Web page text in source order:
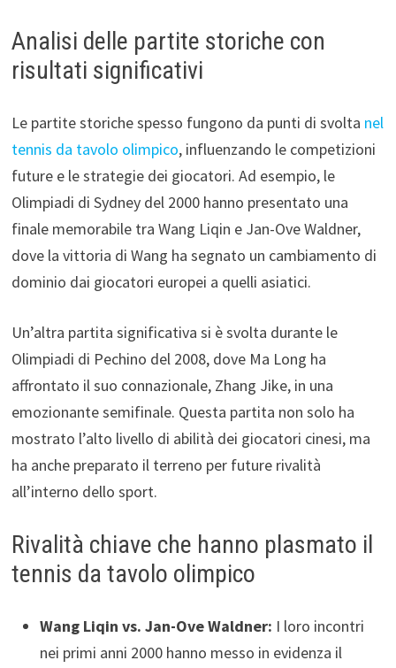
Analisi delle partite storiche con
risultati significativi
Le partite storiche spesso fungono da punti di svolta nel
tennis da tavolo olimpico, influenzando le competizioni
future e le strategie dei giocatori. Ad esempio, le
Olimpiadi di Sydney del 2000 hanno presentato una
finale memorabile tra Wang Liqin e Jan-Ove Waldner,
dove la vittoria di Wang ha segnato un cambiamento di
dominio dai giocatori europei a quelli asiatici.
Un’altra partita significativa si è svolta durante le
Olimpiadi di Pechino del 2008, dove Ma Long ha
affrontato il suo connazionale, Zhang Jike, in una
emozionante semifinale. Questa partita non solo ha
mostrato l’alto livello di abilità dei giocatori cinesi, ma
ha anche preparato il terreno per future rivalità
all’interno dello sport.
Rivalità chiave che hanno plasmato il
tennis da tavolo olimpico
Wang Liqin vs. Jan-Ove Waldner: I loro incontri
nei primi anni 2000 hanno messo in evidenza il